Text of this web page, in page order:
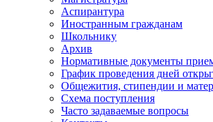
Аспирантура
Иностранным гражданам
Школьнику
Архив
Нормативные документы
График проведения дней
Общежития, стипендии и
Схема поступления
Часто задаваемые вопросы